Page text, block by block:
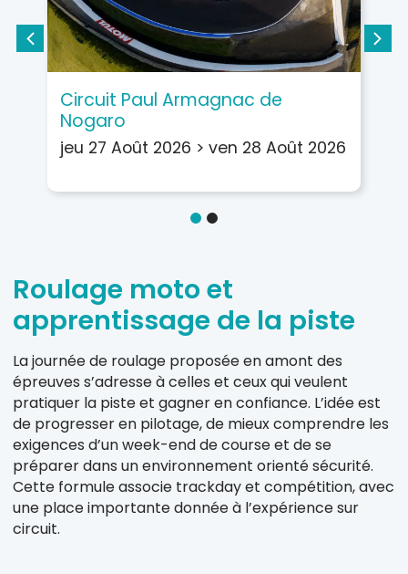
Circuit Paul Armagnac de
Nogaro
jeu 27 Août 2026 > ven 28 Août 2026
Roulage moto et
apprentissage de la piste
La journée de roulage proposée en amont des
épreuves s’adresse à celles et ceux qui veulent
pratiquer la piste et gagner en confiance. L’idée est
de progresser en pilotage, de mieux comprendre les
exigences d’un week-end de course et de se
préparer dans un environnement orienté sécurité.
Cette formule associe trackday et compétition, avec
une place importante donnée à l’expérience sur
circuit.